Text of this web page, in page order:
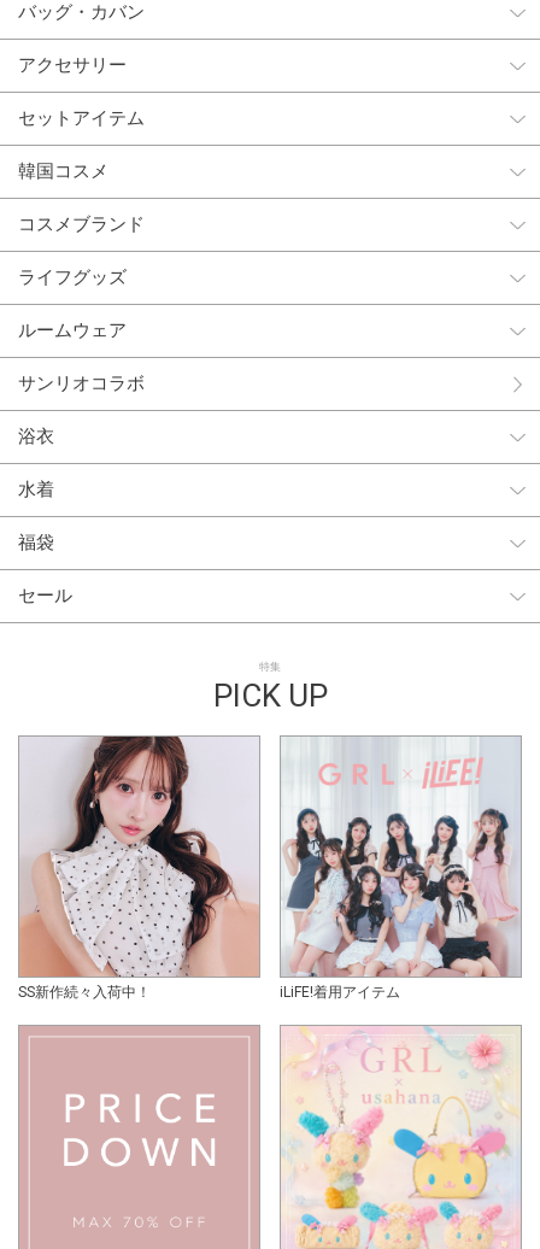
バッグ・カバン
アクセサリー
セットアイテム
韓国コスメ
コスメブランド
ライフグッズ
ルームウェア
サンリオコラボ
浴衣
水着
福袋
セール
特集
PICK UP
SS新作続々入荷中！ iLiFE!着用アイテム